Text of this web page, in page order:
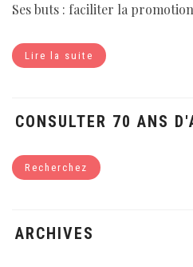
Ses buts : faciliter la
Lire la suite
CONSULTER 70 ANS
Recherchez
ARCHIVES